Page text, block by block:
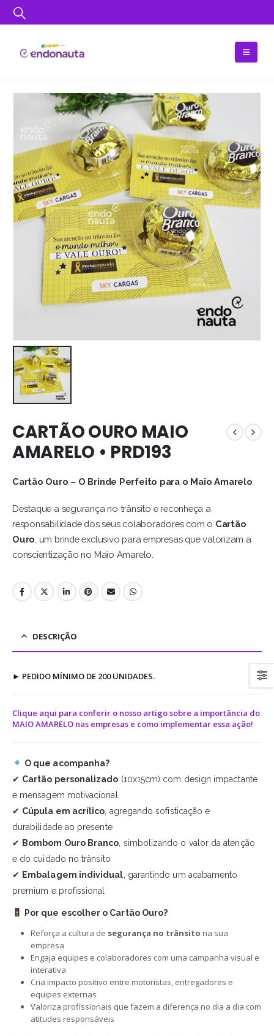
CARTÃO OURO MAIO
AMARELO • PRD193
Cartão Ouro – O Brinde Perfeito para o Maio Amarelo
Destaque a segurança no trânsito e reconheça a
responsabilidade dos seus colaboradores com o Cartão
Ouro , um brinde exclusivo para empresas que valorizam a
conscientização no Maio Amarelo.
DESCRIÇÃO
► PEDIDO MÍNIMO DE 200 UNIDADES.
Clique aqui para conferir o nosso artigo sobre a importância do
MAIO AMARELO nas empresas e como implementar essa ação!
O que acompanha?
✔ Cartão personalizado (10x15cm) com design impactante
e mensagem motivacional
✔ Cúpula em acrílico , agregando sofisticação e
durabilidade ao presente
✔ Bombom Ouro Branco , simbolizando o valor da atenção
e do cuidado no trânsito
✔ Embalagem individual , garantindo um acabamento
premium e profissional
Por que escolher o Cartão Ouro?
Reforça a cultura de segurança no trânsito na sua
empresa
Engaja equipes e colaboradores com uma campanha visual e
interativa
Cria impacto positivo entre motoristas, entregadores e
equipes externas
Valoriza profissionais que fazem a diferença no dia a dia com
atitudes responsáveis